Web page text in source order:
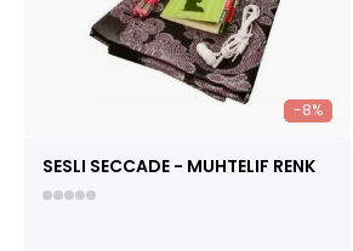
-8%
SESLI SECCADE - MUHTELIF RENK